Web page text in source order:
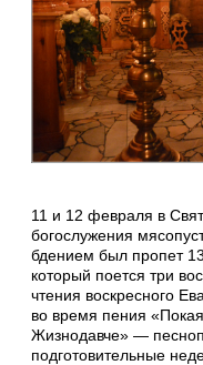
11 и 12 февраля в
богослужения
бдением был пропет
который поется три
чтения воскресного
во время пения
Жизнодавче» —
подготовительные